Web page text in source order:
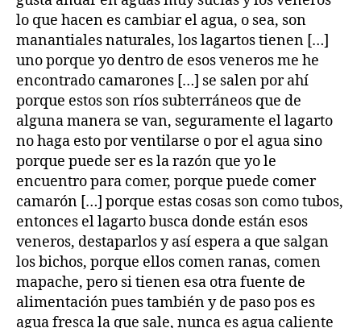
lo que hacen es cambiar el agua, o sea, son
manantiales naturales, los lagartos tienen […]
uno porque yo dentro de esos veneros me he
encontrado camarones […] se salen por ahí
porque estos son ríos subterráneos que de
alguna manera se van, seguramente el lagarto
no haga esto por ventilarse o por el agua sino
porque puede ser es la razón que yo le
encuentro para comer, porque puede comer
camarón […] porque estas cosas son como tubos,
entonces el lagarto busca donde están esos
veneros, destaparlos y así espera a que salgan
los bichos, porque ellos comen ranas, comen
mapache, pero si tienen esa otra fuente de
alimentación pues también y de paso pos es
agua fresca la que sale, nunca es agua caliente